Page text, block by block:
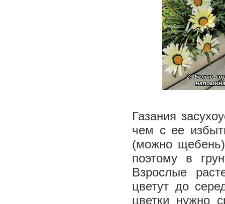
Газания
чем с ее
(можно
поэтому в
Взрослые
цветут до
цветки нужно